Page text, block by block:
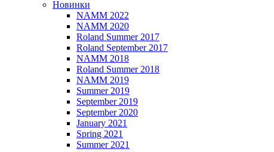
Новинки
NAMM 2022
NAMM 2020
Roland Summer 2017
Roland September 2017
NAMM 2018
Roland Summer 2018
NAMM 2019
Summer 2019
September 2019
September 2020
January 2021
Spring 2021
Summer 2021